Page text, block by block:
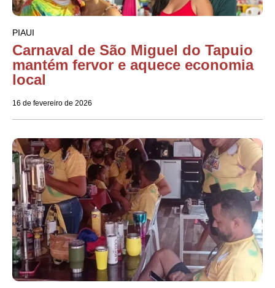
PIAUI
Carnaval de São Miguel do Tapuio
mantém fervor e aquece economia
local
16 de fevereiro de 2026